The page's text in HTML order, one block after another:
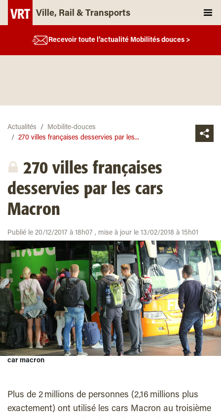
Ville, Rail & Transports
Recevoir toute l’actualité Mobilités douces >
Actualités
Mobilite-douces
270 villes françaises desservies par les...
270 villes françaises
desservies par les cars
Macron
Publié le 20/12/2017 à 18h07 , mise à jour le 13/02/2018 à 15h01
car macron
Plus de 2 millions de personnes (2,16 millions plus
exactement) ont utilisé les cars Macron au troisième